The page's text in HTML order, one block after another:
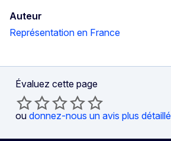
Auteur
Représentation en France
Évaluez cette page
ou donnez-nous un avis plus détaillé